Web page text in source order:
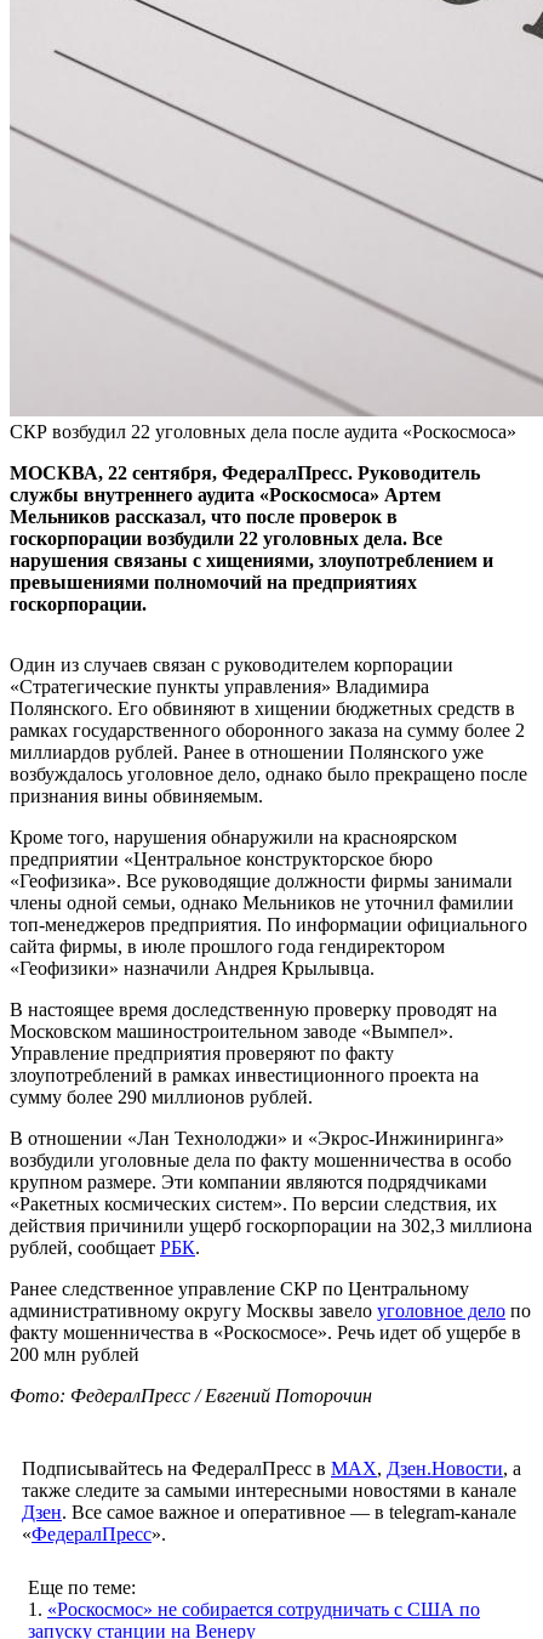
СКР возбудил 22 уголовных дела после аудита «Роскосмоса»
МОСКВА, 22 сентября, ФедералПресс. Руководитель
службы внутреннего аудита «Роскосмоса» Артем
Мельников рассказал, что после проверок в
госкорпорации возбудили 22 уголовных дела. Все
нарушения связаны с хищениями, злоупотреблением и
превышениями полномочий на предприятиях
госкорпорации.
Один из случаев связан с руководителем корпорации
«Стратегические пункты управления» Владимира
Полянского. Его обвиняют в хищении бюджетных средств в
рамках государственного оборонного заказа на сумму более 2
миллиардов рублей. Ранее в отношении Полянского уже
возбуждалось уголовное дело, однако было прекращено после
признания вины обвиняемым.
Кроме того, нарушения обнаружили на красноярском
предприятии «Центральное конструкторское бюро
«Геофизика». Все руководящие должности фирмы занимали
члены одной семьи, однако Мельников не уточнил фамилии
топ-менеджеров предприятия. По информации официального
сайта фирмы, в июле прошлого года гендиректором
«Геофизики» назначили Андрея Крылывца.
В настоящее время доследственную проверку проводят на
Московском машиностроительном заводе «Вымпел».
Управление предприятия проверяют по факту
злоупотреблений в рамках инвестиционного проекта на
сумму более 290 миллионов рублей.
В отношении «Лан Технолоджи» и «Экрос-Инжиниринга»
возбудили уголовные дела по факту мошенничества в особо
крупном размере. Эти компании являются подрядчиками
«Ракетных космических систем». По версии следствия, их
действия причинили ущерб госкорпорации на 302,3 миллиона
рублей, сообщает РБК.
Ранее следственное управление СКР по Центральному
административному округу Москвы завело уголовное дело по
факту мошенничества в «Роскосмосе». Речь идет об ущербе в
200 млн рублей
Фото: ФедералПресс / Евгений Поторочин
Подписывайтесь на ФедералПресс в МАХ, Дзен.Новости, а
также следите за самыми интересными новостями в канале
Дзен. Все самое важное и оперативное — в telegram-канале
«ФедералПресс».
Еще по теме:
1. «Роскосмос» не собирается сотрудничать с США по
запуску станции на Венеру